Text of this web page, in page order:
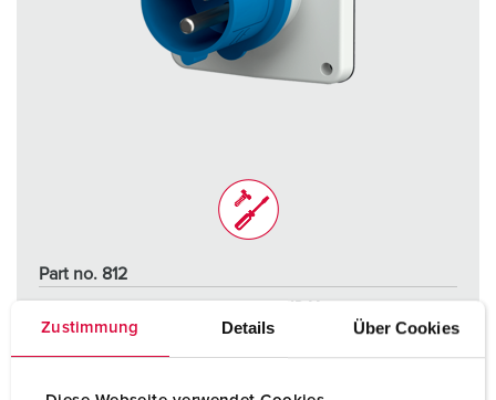
Zustimmung Details Über Cookies
Part no. 812
Poles 3 p